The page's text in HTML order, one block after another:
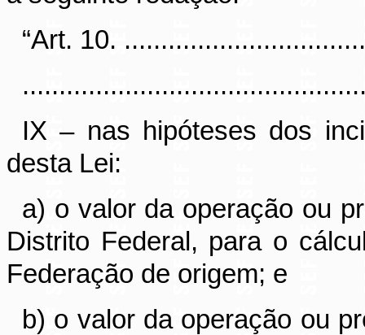
“Art. 10.
IX – nas hipóteses dos
desta Lei:
a) o valor da operação ou
Distrito Federal, para o
Federação de origem; e
b) o valor da operação ou